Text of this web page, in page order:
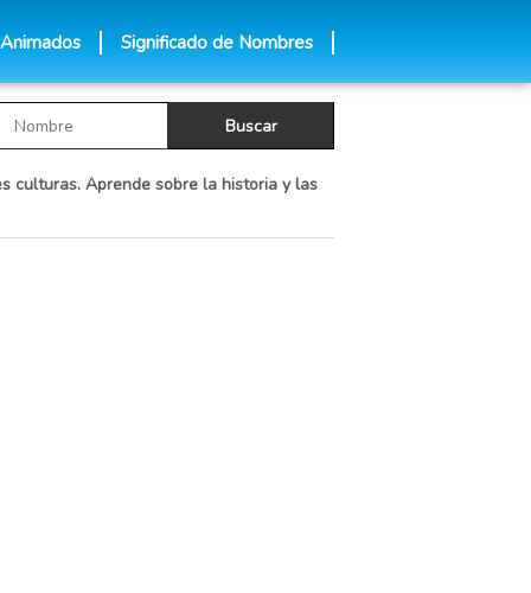
Significado de Nombres
culturas. Aprende sobre la historia y las